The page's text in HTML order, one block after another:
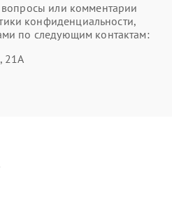
вопросы или комментарии
конфиденциальности,
по следующим контактам:
21А